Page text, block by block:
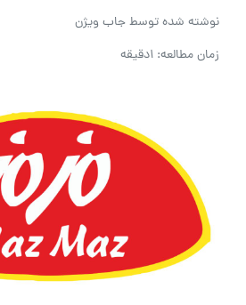
نوشته شده توسطجاب ویژن
زمان مطالعه: 1دقیقه